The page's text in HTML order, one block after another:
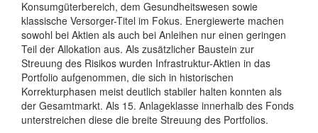
Konsumgüterbereich, dem Gesundheitswesen sowie
klassische Versorger-Titel im Fokus. Energiewerte machen
sowohl bei Aktien als auch bei Anleihen nur einen geringen
Teil der Allokation aus. Als zusätzlicher Baustein zur
Streuung des Risikos wurden Infrastruktur-Aktien in das
Portfolio aufgenommen, die sich in historischen
Korrekturphasen meist deutlich stabiler halten konnten als
der Gesamtmarkt. Als 15. Anlageklasse innerhalb des Fonds
unterstreichen diese die breite Streuung des Portfolios.